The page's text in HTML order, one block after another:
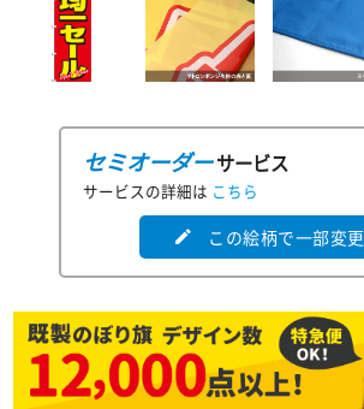
セミオーダーサービス
サービスの詳細は こちら
edit この絵柄で一部変更